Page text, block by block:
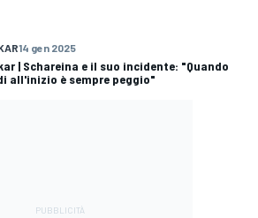
14 gen 2025
| Schareina e il suo incidente: "Quando
all'inizio è sempre peggio"